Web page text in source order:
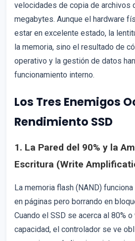
velocidades de copia de archivos
megabytes. Aunque el hardware
estar en excelente estado, la
la memoria, sino el resultado de
operativo y la gestión de datos
funcionamiento interno.
Los Tres Enemigos
Rendimiento SSD
1. La Pared del 90% y la
Escritura (Write
La memoria flash (NAND)
en páginas pero borrando en
Cuando el SSD se acerca al 80%
capacidad, el controlador se ve